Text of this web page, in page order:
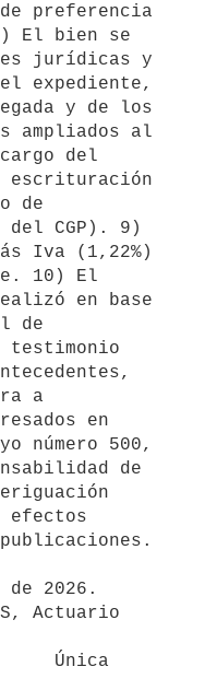
preferencia
El bien se
jurídicas y
expediente,
y de los
ampliados al
del
escrituración
de
del CGP). 9)
Iva (1,22%)
10) El
en base
de
testimonio
a
en
número 500,
de
efectos
2026.
Actuario